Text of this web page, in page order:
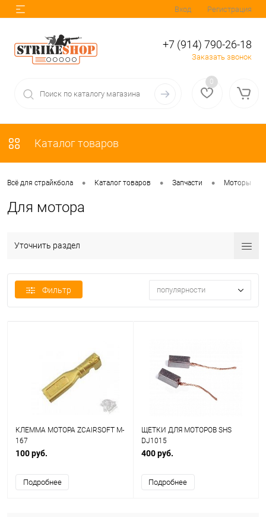
Вход Регистрация
+7 (914) 790-26-18
Заказать звонок
0
Каталог товаров
Всё для страйкбола • Каталог товаров • Запчасти • Моторы
Для мотора
Уточнить раздел
Фильтр популярности
КЛЕММА МОТОРА ZCAIRSOFT M-
167
100 руб.
Подробнее
ЩЕТКИ ДЛЯ МОТОРОВ SHS
DJ1015
400 руб.
Подробнее